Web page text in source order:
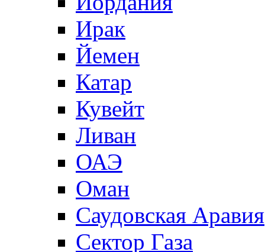
Ирак
Йемен
Катар
Кувейт
Ливан
ОАЭ
Оман
Саудовская Аравия
Сектор Газа